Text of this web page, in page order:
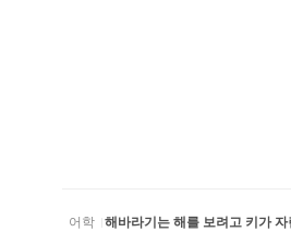
어학 해바라기는 해를 보려고 키가 자